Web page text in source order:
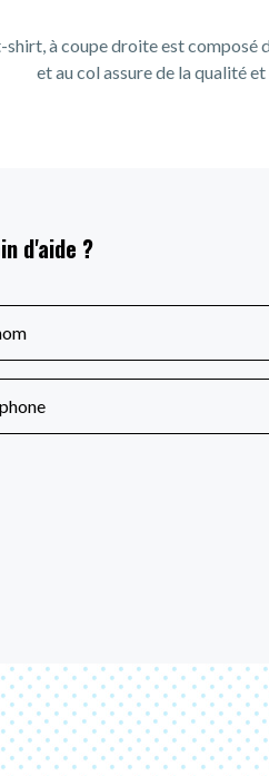
shirt, à coupe droite est composé
et au col assure de la qualité
d'aide ?